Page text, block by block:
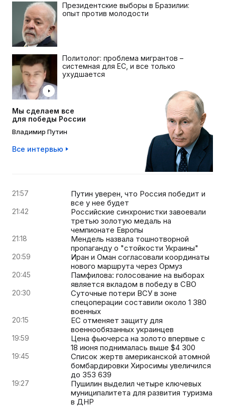
Президентские выборы в Бразилии:
опыт против молодости
Политолог: проблема мигрантов –
системная для ЕС, и все только
ухудшается
Мы сделаем все
для победы России
Владимир Путин
Все интервью
21:57
Путин уверен, что Россия победит и
все у нее будет
21:42
Российские синхронистки завоевали
третью золотую медаль на
чемпионате Европы
21:18
Мендель назвала тошнотворной
пропаганду о "стойкости Украины"
20:59
Иран и Оман согласовали координаты
нового маршрута через Ормуз
20:45
Памфилова: голосование на выборах
является вкладом в победу в СВО
20:30
Суточные потери ВСУ в зоне
спецоперации составили около 1 380
военных
20:15
ЕС отменяет защиту для
военнообязанных украинцев
19:59
Цена фьючерса на золото впервые с
18 июня поднималась выше $4 300
19:45
Список жертв американской атомной
бомбардировки Хиросимы увеличился
до 353 639
19:27
Пушилин выделил четыре ключевых
муниципалитета для развития туризма
в ДНР